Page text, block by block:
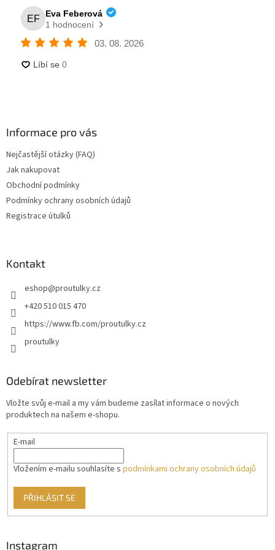
Informace pro vás
Nejčastější otázky (FAQ)
Jak nakupovat
Obchodní podmínky
Podmínky ochrany osobních údajů
Registrace útulků
Kontakt
eshop@proutulky.cz
+420 510 015 470
https://www.fb.com/proutulky.cz
proutulky
Odebírat newsletter
Vložte svůj e-mail a my vám budeme zasílat informace o nových
produktech na našem e-shopu.
E-mail
Vložením e-mailu souhlasíte s podmínkami ochrany osobních údajů
PŘIHLÁSIT SE
Instagram